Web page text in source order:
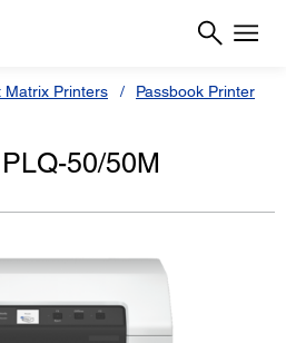
Matrix Printers Passbook Printer
50/50M